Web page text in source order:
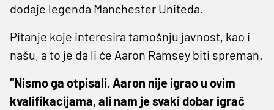
dodaje legenda Manchester Uniteda.
Pitanje koje interesira tamošnju javnost, kao i
našu, a to je da li će Aaron Ramsey biti spreman.
"Nismo ga otpisali. Aaron nije igrao u ovim
kvalifikacijama, ali nam je svaki dobar igrač